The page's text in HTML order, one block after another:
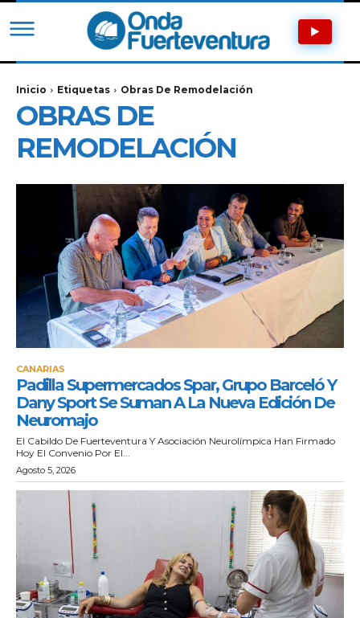
Inicio Etiquetas Obras De Remodelación
OBRAS DE
REMODELACIÓN
CANARIAS
Padilla Supermercados Spar, Grupo Barceló Y
Dany Sport Se Suman A La Nueva Edición De
Neuromajo
El Cabildo De Fuerteventura Y Asociación Neurolímpica Han Firmado
Hoy El Convenio Por El...
Agosto 5, 2026